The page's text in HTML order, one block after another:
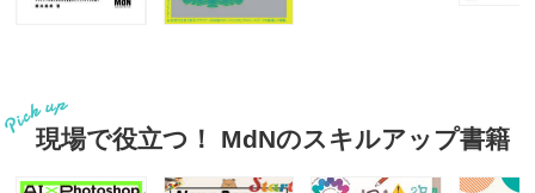
現場で役立つ！ MdNのスキルアップ書籍